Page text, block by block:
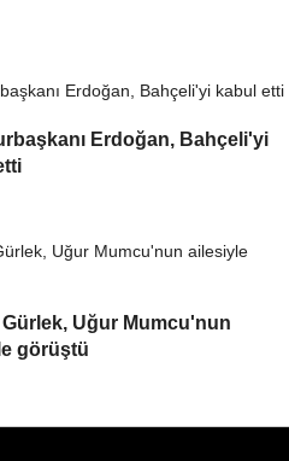
Erdoğan, Bahçeli'yi
Gürlek, Uğur Mumcu'nun
görüştü